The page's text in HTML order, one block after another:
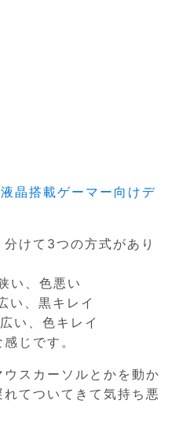
晶搭載ゲーマー向けデ
けて3つの方式があり
い、色悪い
い、黒キレイ
い、色キレイ
じです。
スカーソルとかを動か
てついてきて気持ち悪